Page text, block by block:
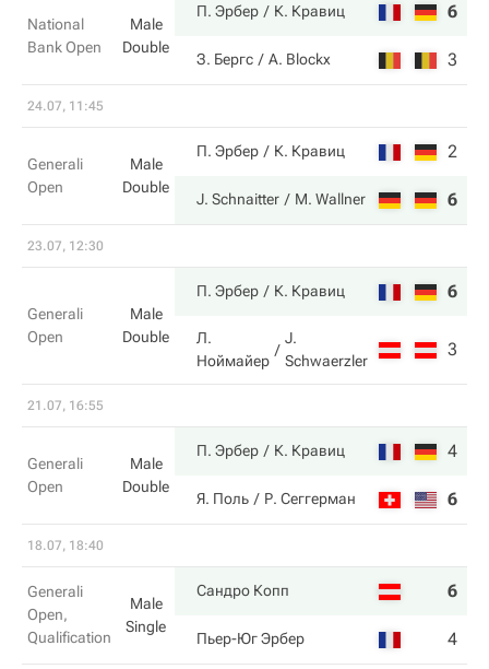
National
Bank Open
Male
Double
П. Эрбер К. Кравиц 6
З. Бергс A. Blockx 3
24.07, 11:45
Generali
Open
Male
Double
П. Эрбер К. Кравиц 2
J. Schnaitter M. Wallner 6
23.07, 12:30
Generali
Open
Male
Double
П. Эрбер К. Кравиц 6
Л.
Ноймайер
J.
Schwaerzler
3
21.07, 16:55
Generali
Open
Male
Double
П. Эрбер К. Кравиц 4
Я. Поль Р. Сеггерман 6
18.07, 18:40
Generali
Open,
Qualification
Male
Single
Сандро Копп 6
Пьер-Юг Эрбер 4